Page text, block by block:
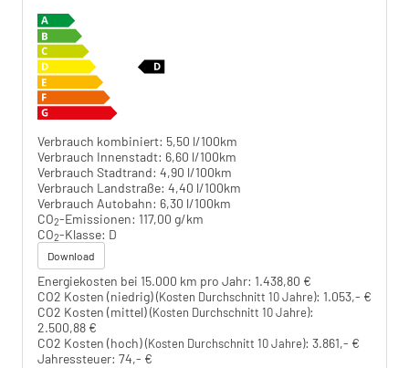
Verbrauch kombiniert: 5,50 l/100km
Verbrauch Innenstadt: 6,60 l/100km
Verbrauch Stadtrand: 4,90 l/100km
Verbrauch Landstraße: 4,40 l/100km
Verbrauch Autobahn: 6,30 l/100km
CO2-Emissionen: 117,00 g/km
CO2-Klasse: D
Download
Energiekosten bei 15.000 km pro Jahr: 1.438,80 €
CO2 Kosten (niedrig)(Kosten Durchschnitt 10 Jahre): 1.053,- €
CO2 Kosten (mittel)(Kosten Durchschnitt 10 Jahre):
2.500,88 €
CO2 Kosten (hoch)(Kosten Durchschnitt 10 Jahre): 3.861,- €
Jahressteuer: 74,- €